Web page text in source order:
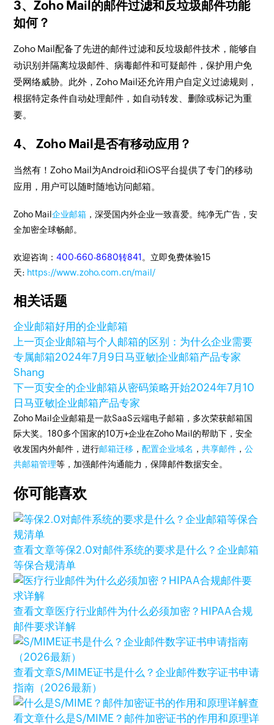
3、Zoho Mail的邮件过滤和反垃圾邮件功能
如何？
Zoho Mail配备了先进的邮件过滤和反垃圾邮件技术，能够自
动识别并隔离垃圾邮件、病毒邮件和可疑邮件，保护用户免
受网络威胁。此外，Zoho Mail还允许用户自定义过滤规则，
根据特定条件自动处理邮件，如自动转发、删除或标记为重
要。
4、 Zoho Mail是否有移动应用？
当然有！Zoho Mail为Android和iOS平台提供了专门的移动
应用，用户可以随时随地访问邮箱。
Zoho Mail企业邮箱 ，深受国内外企业一致喜爱。纯净无广告，安
全加密全球畅邮。
欢迎咨询：400-660-8680转841 。立即免费体验15
天: https://www.zoho.com.cn/mail/
相关话题
企业邮箱好用的企业邮箱
上一页企业邮箱与个人邮箱的区别：为什么企业需要
专属邮箱2024年7月9日马亚敏|企业邮箱产品专家
Shang
下一页安全的企业邮箱从密码策略开始2024年7月10
日马亚敏|企业邮箱产品专家
Zoho Mail企业邮箱是一款SaaS云端电子邮箱，多次荣获邮箱国
际大奖。180多个国家的10万+企业在Zoho Mail的帮助下，安全
收发国内外邮件，进行邮箱迁移 ，配置企业域名 ，共享邮件 ，公
共邮箱管理等，加强邮件沟通能力，保障邮件数据安全。
你可能喜欢
查看文章等保2.0对邮件系统的要求是什么？企业邮箱
等保合规清单
查看文章医疗行业邮件为什么必须加密？HIPAA合规
邮件要求详解
查看文章S/MIME证书是什么？企业邮件数字证书申请
指南（2026最新）
查
看文章什么是S/MIME？邮件加密证书的作用和原理详